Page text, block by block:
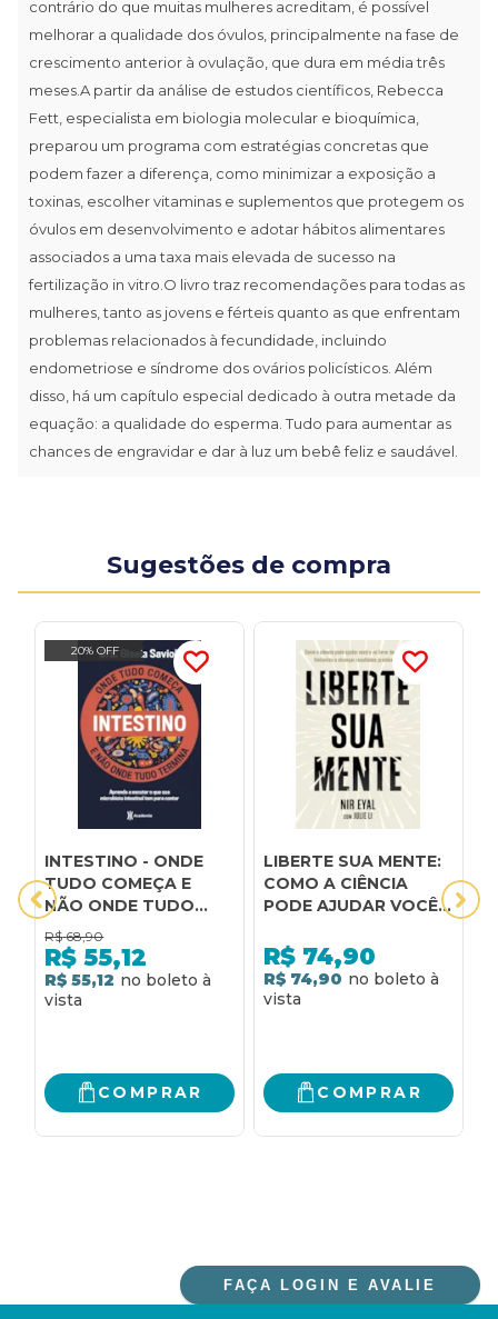
contrário do que muitas mulheres acreditam, é possível
melhorar a qualidade dos óvulos, principalmente na fase de
crescimento anterior à ovulação, que dura em média três
meses.A partir da análise de estudos científicos, Rebecca
Fett, especialista em biologia molecular e bioquímica,
preparou um programa com estratégias concretas que
podem fazer a diferença, como minimizar a exposição a
toxinas, escolher vitaminas e suplementos que protegem os
óvulos em desenvolvimento e adotar hábitos alimentares
associados a uma taxa mais elevada de sucesso na
fertilização in vitro.O livro traz recomendações para todas as
mulheres, tanto as jovens e férteis quanto as que enfrentam
problemas relacionados à fecundidade, incluindo
endometriose e síndrome dos ovários policísticos. Além
disso, há um capítulo especial dedicado à outra metade da
equação: a qualidade do esperma. Tudo para aumentar as
chances de engravidar e dar à luz um bebê feliz e saudável.
Sugestões de compra
20% OFF
INTESTINO - ONDE
TUDO COMEÇA E
NÃO ONDE TUDO
TERMINA: TUDO O
QUE VOCÊ PRECISA
SABER SOBRE A
SAÚDE DA
E MAIS FELIZ
R$ 68,90
R$ 55,12
R$ 55,12
COMPRAR
LIBERTE SUA MENTE:
COMO A CIÊNCIA
PODE AJUDAR VOCÊ
CRENÇAS LIMITANTES
E ALCANÇAR
RESULTADOS
R$ 74,90
R$ 74,90
COMPRAR
FAÇA LOGIN E AVALIE